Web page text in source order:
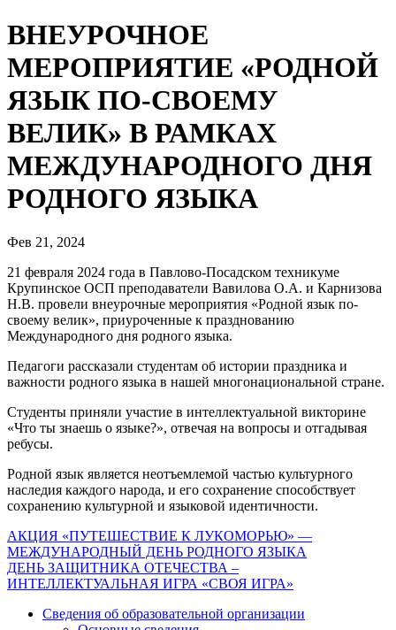
ВНЕУРОЧНОЕ
МЕРОПРИЯТИЕ «РОДНОЙ
ЯЗЫК ПО-СВОЕМУ
ВЕЛИК» В РАМКАХ
МЕЖДУНАРОДНОГО ДНЯ
РОДНОГО ЯЗЫКА
Фев 21, 2024
21 февраля 2024 года в Павлово-Посадском техникуме
Крупинское ОСП преподаватели Вавилова О.А. и Карнизова
Н.В. провели внеурочные мероприятия «Родной язык по-
своему велик», приуроченные к празднованию
Международного дня родного языка.
Педагоги рассказали студентам об истории праздника и
важности родного языка в нашей многонациональной стране.
Студенты приняли участие в интеллектуальной викторине
«Что ты знаешь о языке?», отвечая на вопросы и отгадывая
ребусы.
Родной язык является неотъемлемой частью культурного
наследия каждого народа, и его сохранение способствует
сохранению культурной и языковой идентичности.
Навигация
по
записям
АКЦИЯ «ПУТЕШЕСТВИЕ К ЛУКОМОРЬЮ» —
МЕЖДУНАРОДНЫЙ ДЕНЬ РОДНОГО ЯЗЫКА
ДЕНЬ ЗАЩИТНИКА ОТЕЧЕСТВА –
ИНТЕЛЛЕКТУАЛЬНАЯ ИГРА «СВОЯ ИГРА»
Сведения об образовательной организации